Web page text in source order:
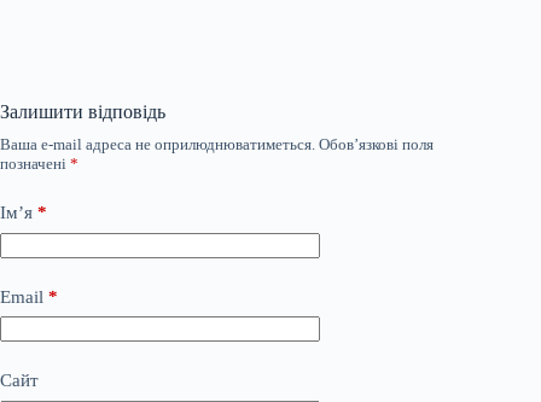
Залишити відповідь
Ваша e-mail адреса не оприлюднюватиметься. Обов’язкові поля
позначені *
Ім’я *
Email *
Сайт